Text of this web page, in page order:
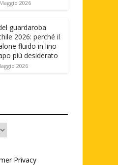
2026
guardaroba
2026: perché il
fluido in lino
più desiderato
2026
Privacy